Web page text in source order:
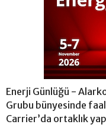
Enerji Günlüğü -
Grubu bünyesinde
Carrier’da ortaklık